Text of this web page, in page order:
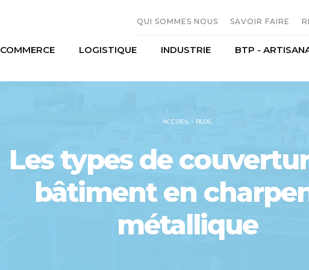
QUI SOMMES NOUS
Moyens humains
SAVOIR FAIRE
Serrurerie
COMMERCE
Commerces et distribution
LOGISTIQUE
Transport
INDUSTRIE
Agroalimentaire
BTP -
ACCUEIL- BLOG
Les types de
bâtiment en
métallique